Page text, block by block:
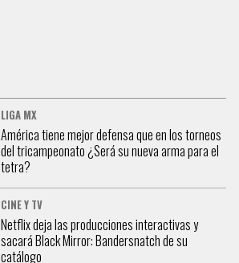
LIGA MX
América tiene mejor defensa que en los torneos
del tricampeonato ¿Será su nueva arma para el
tetra?
CINE Y TV
Netflix deja las producciones interactivas y
sacará Black Mirror: Bandersnatch de su
catálogo